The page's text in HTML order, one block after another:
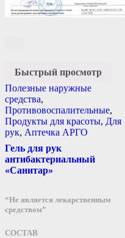
Быстрый просмотр
Полезные наружные
средства,
Противовоспалительные,
Продукты для красоты, Для
рук, Аптечка АРГО
Гель для рук
антибактериальный
«Санитар»
“Не является лекарственным
средством”
СОСТАВ